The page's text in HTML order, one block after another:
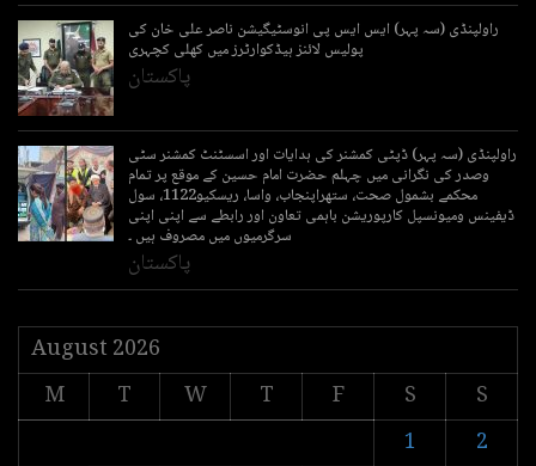
راولپنڈی (سہ پہر) ایس ایس پی انوسٹیگیشن ناصر علی خان کی
پولیس لائنز ہیڈکوارٹرز میں کھلی کچہری
پاکستان
راولپنڈی (سہ پہر) ڈپٹی کمشنر کی ہدایات اور اسسٹنٹ کمشنر سٹی
وصدر کی نگرانی میں چہلم حضرت امام حسین کے موقع پر تمام
محکمے بشمول صحت، ستھراپنجاب، واسا، ریسکیو1122، سول
ڈیفینس ومیونسپل کارپوریشن باہمی تعاون اور رابطے سے اپنی اپنی
سرگرمیوں میں مصروف ہیں ۔
پاکستان
August 2026
M
T W T F S
S
1
2